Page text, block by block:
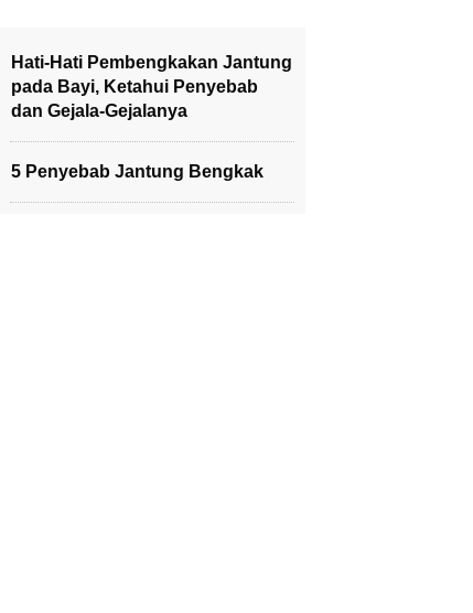
Hati-Hati Pembengkakan Jantung
pada Bayi, Ketahui Penyebab
dan Gejala-Gejalanya
5 Penyebab Jantung Bengkak